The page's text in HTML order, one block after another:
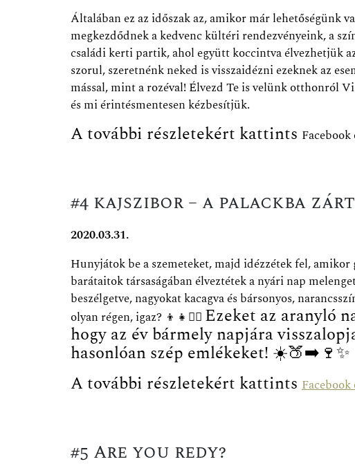
Általában ez az időszak az, amikor már lehetőségünk
megkezdődnek a kedvenc kültéri rendezvényeink, a
családi kerti partik, ahol együtt koccintva élvezhetjük
szorul, szeretnénk neked is visszaidézni ezeknek az
mással, mint a rozéval! Élvezd Te is velünk otthonról
és mi érintésmentesen kézbesítjük.
A további részletekért kattints
#4 kajszibor – a palackba
2020.03.31.
Hunyjátok be a szemeteket, majd idézzétek fel,
barátaitok társaságában élveztétek a nyári nap
beszélgetve, nagyokat kacagva és bársonyos,
olyan régen, igaz? 👦 👧 🤸‍♀️ Ezeket az aranyló
hogy az év bármely napjára
hasonlóan szép emlékeket! ☀️🍑➡️ 🍷✨
A további részletekért kattints
#5 Are you redy?